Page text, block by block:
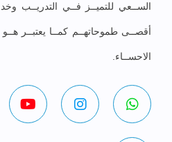
الســعي للتميــز فــي التدريــب
أقصــى طموحاتهــم كمــا يعتبــر
الاحســاء.